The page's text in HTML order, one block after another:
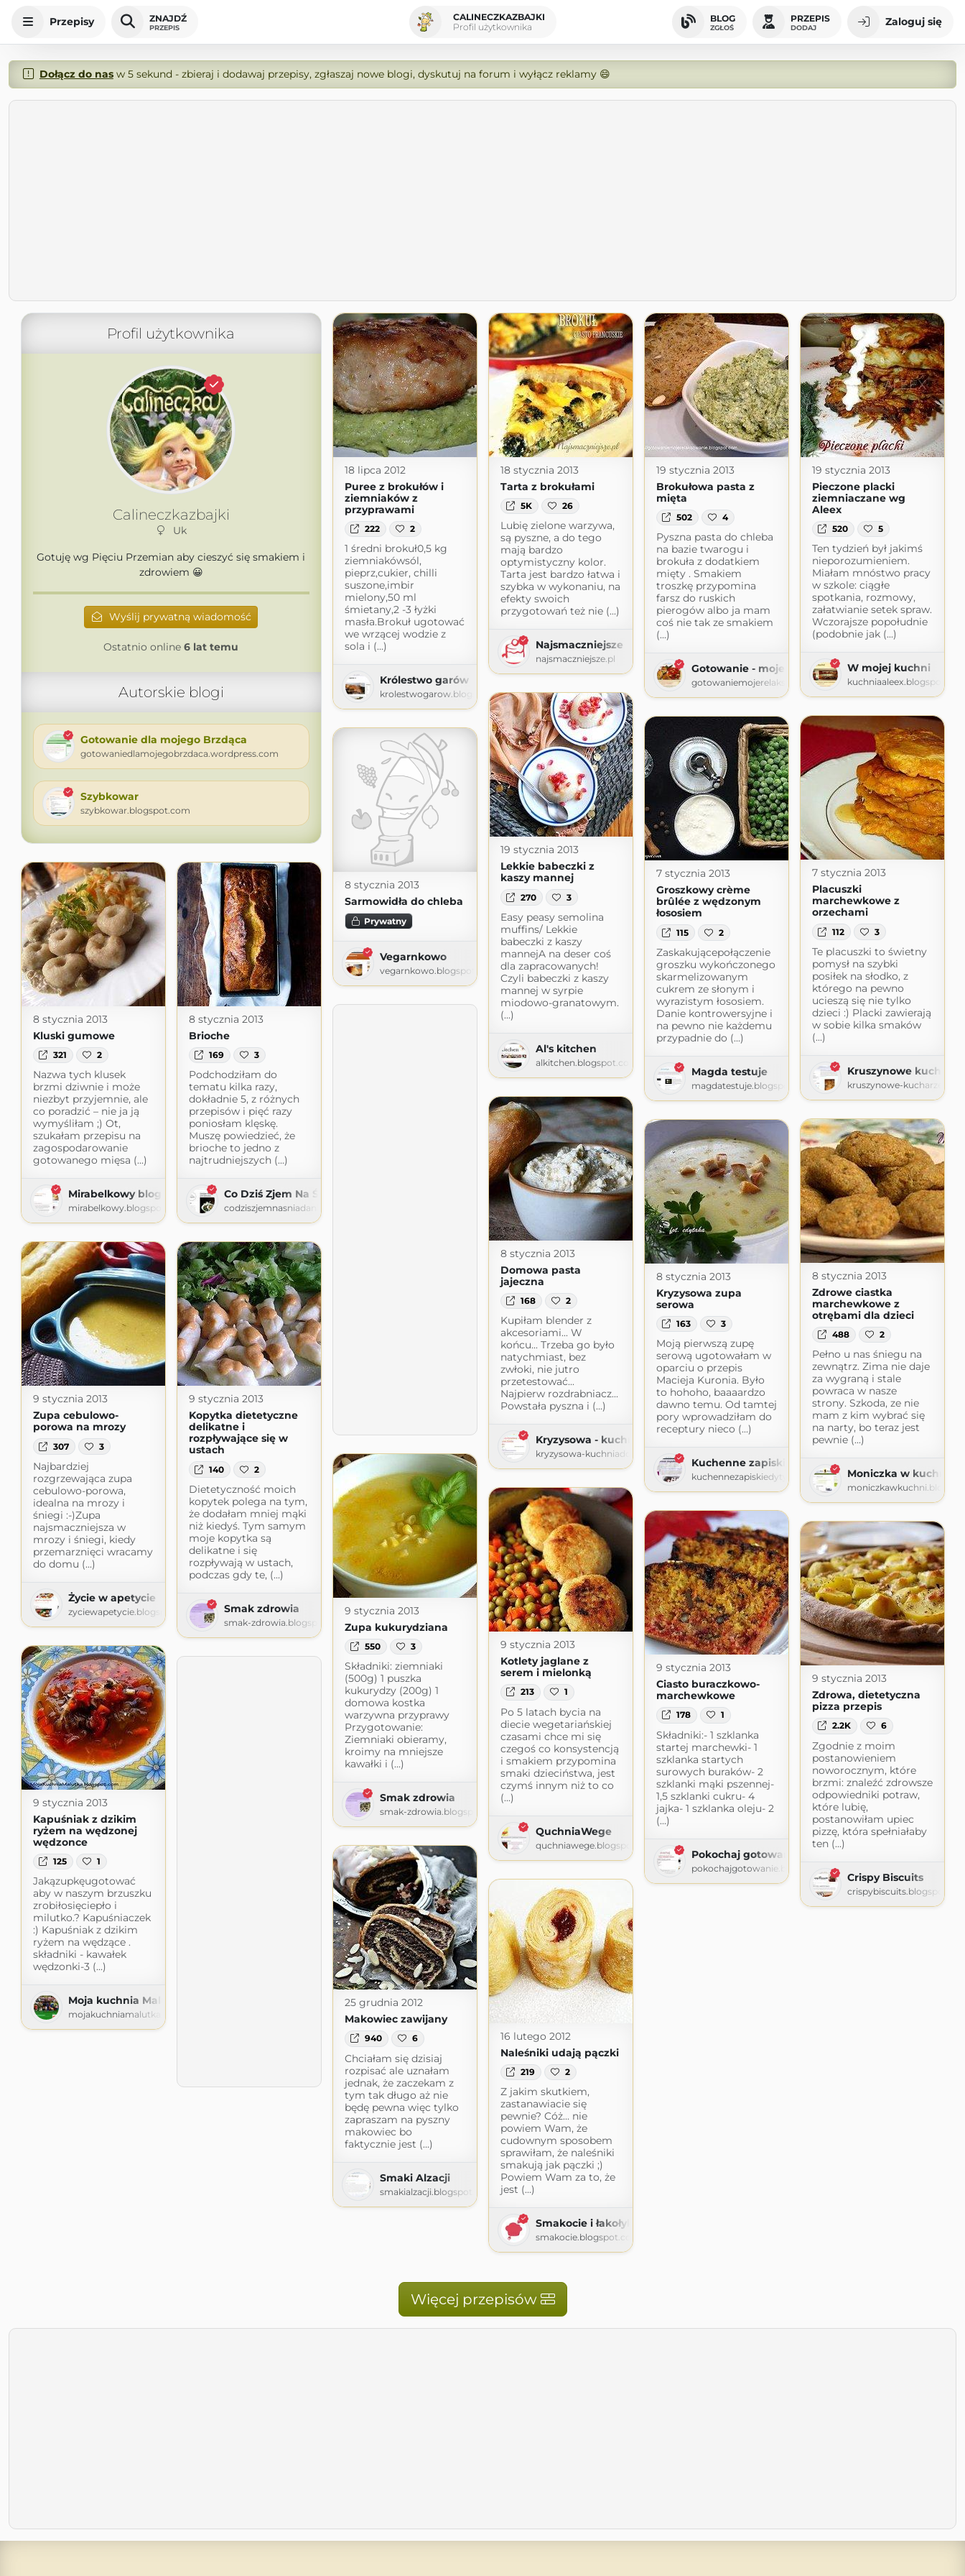
Przepisy ZNAJDŹ
PRZEPIS
CALINECZKAZBAJKI
Profil użytkownika
BLOG
ZGŁOŚ
PRZEPIS
DODAJ Zaloguj się
Dołącz do nasw 5 sekund - zbieraj i dodawaj przepisy, zgłaszaj nowe blogi, dyskutuj na forum i wyłącz reklamy 😄
Profil użytkownika
Calineczkazbajki
Uk
Gotuję wg Pięciu Przemian aby cieszyć się smakiem i
zdrowiem 😀
Wyślij prywatną wiadomość
Ostatnio online 6 lat temu
Autorskie blogi
Gotowanie dla mojego Brzdąca
gotowaniedlamojegobrzdaca.wordpress.com
Szybkowar
szybkowar.blogspot.com
18 lipca 2012
Puree z brokułów i
ziemniaków z
przyprawami
222 2
1 średni brokuł0,5 kg
ziemniakówsól,
pieprz,cukier, chilli
suszone,imbir
mielony,50 ml
śmietany,2 -3 łyżki
masła.Brokuł ugotować
we wrzącej wodzie z
sola i (...)
Królestwo garów
krolestwogarow.blogspot.com
18 stycznia 2013
Tarta z brokułami
5K 26
Lubię zielone warzywa,
są pyszne, a do tego
mają bardzo
optymistyczny kolor.
Tarta jest bardzo łatwa i
szybka w wykonaniu, na
efekty swoich
przygotowań też nie (...)
Najsmaczniejsze
najsmaczniejsze.pl
19 stycznia 2013
Brokułowa pasta z
mięta
502 4
Pyszna pasta do chleba
na bazie twarogu i
brokuła z dodatkiem
mięty . Smakiem
troszkę przypomina
farsz do ruskich
pierogów albo ja mam
coś nie tak ze smakiem
(...)
Gotowanie - moje relaksowanie
gotowaniemojerelaksowanie.blogspot.com
19 stycznia 2013
Pieczone placki
ziemniaczane wg
Aleex
520 5
Ten tydzień był jakimś
nieporozumieniem.
Miałam mnóstwo pracy
w szkole: ciągłe
spotkania, rozmowy,
załatwianie setek spraw.
Wczorajsze popołudnie
(podobnie jak (...)
W mojej kuchni
19 stycznia 2013
Lekkie babeczki z
kaszy mannej
270 3
Easy peasy semolina
muffins/ Lekkie
babeczki z kaszy
mannejA na deser coś
dla zapracowanych!
Czyli babeczki z kaszy
mannej w syrpie
miodowo-granatowym.
(...)
Al's kitchen
alkitchen.blogspot.com
7 stycznia 2013
Placuszki
marchewkowe z
orzechami
112 3
Te placuszki to świetny
pomysł na szybki
posiłek na słodko, z
którego na pewno
ucieszą się nie tylko
dzieci :) Placki zawierają
w sobie kilka smaków
(...)
Kruszynowe
kruszynowe-
7 stycznia 2013
Groszkowy crème
brûlée z wędzonym
łososiem
115 2
Zaskakującepołączenie
groszku wykończonego
skarmelizowanym
cukrem ze słonym i
wyrazistym łososiem.
Danie kontrowersyjne i
na pewno nie każdemu
przypadnie do (...)
Magda testuje
magdatestuje.blogspot.com
8 stycznia 2013
Sarmowidła do chleba
Prywatny
Vegarnkowo
vegarnkowo.blogspot.com
8 stycznia 2013
Kluski gumowe
321 2
Nazwa tych klusek
brzmi dziwnie i może
niezbyt przyjemnie, ale
co poradzić – nie ja ją
wymyśliłam ;) Ot,
szukałam przepisu na
zagospodarowanie
gotowanego mięsa (...)
Mirabelkowy blog
mirabelkowy.blogspot.com
8 stycznia 2013
Brioche
169 3
Podchodziłam do
tematu kilka razy,
dokładnie 5, z różnych
przepisów i pięć razy
poniosłam klęskę.
Muszę powiedzieć, że
brioche to jedno z
najtrudniejszych (...)
Co Dziś Zjem Na Śniadanie
codziszjemnasniadanie.pl
8 stycznia 2013
Domowa pasta
jajeczna
168 2
Kupiłam blender z
akcesoriami... W
końcu... Trzeba go było
natychmiast, bez
zwłoki, nie jutro
przetestować...
Najpierw rozdrabniacz...
Powstała pyszna i (...)
Kryzysowa - kuchnia domowa
kryzysowa-kuchniadomowa.blogspot.com
8 stycznia 2013
Zdrowe ciastka
marchewkowe z
otrębami dla dzieci
488 2
Pełno u nas śniegu na
zewnątrz. Zima nie daje
za wygraną i stale
powraca w nasze
strony. Szkoda, ze nie
mam z kim wybrać się
na narty, bo teraz jest
pewnie (...)
Moniczka w kuchni
8 stycznia 2013
Kryzysowa zupa
serowa
163 3
Moją pierwszą zupę
serową ugotowałam w
oparciu o przepis
Macieja Kuronia. Było
to hohoho, baaaardzo
dawno temu. Od tamtej
pory wprowadziłam do
receptury nieco (...)
Kuchenne zapiski Edyty
kuchennezapiskiedyty.blogspot.com
9 stycznia 2013
Zupa cebulowo-
porowa na mrozy
307 3
Najbardziej
rozgrzewająca zupa
cebulowo-porowa,
idealna na mrozy i
śniegi :-)Zupa
najsmaczniejsza w
mrozy i śniegi, kiedy
przemarznięci wracamy
do domu (...)
Życie w apetycie
zyciewapetycie.blogspot.com
9 stycznia 2013
Kopytka dietetyczne
delikatne i
rozpływające się w
ustach
140 2
Dietetyczność moich
kopytek polega na tym,
że dodałam mniej mąki
niż kiedyś. Tym samym
moje kopytka są
delikatne i się
rozpływają w ustach,
podczas gdy te, (...)
Smak zdrowia
smak-zdrowia.blogspot.com
9 stycznia 2013
Zupa kukurydziana
550 3
Składniki: ziemniaki
(500g) 1 puszka
kukurydzy (200g) 1
domowa kostka
warzywna przyprawy
Przygotowanie:
Ziemniaki obieramy,
kroimy na mniejsze
kawałki i (...)
Smak zdrowia
smak-zdrowia.blogspot.com
9 stycznia 2013
Kotlety jaglane z
serem i mielonką
213 1
Po 5 latach bycia na
diecie wegetariańskiej
czasami chce mi się
czegoś co konsystencją
i smakiem przypomina
smaki dzieciństwa, jest
czymś innym niż to co
(...)
QuchniaWege
quchniawege.blogspot.com
9 stycznia 2013
Ciasto buraczkowo-
marchewkowe
178 1
Składniki:- 1 szklanka
startej marchewki- 1
szklanka startych
surowych buraków- 2
szklanki mąki pszennej-
1,5 szklanki cukru- 4
jajka- 1 szklanka oleju- 2
(...)
Pokochaj gotowanie
pokochajgotowanie.blogspot.com
9 stycznia 2013
Zdrowa, dietetyczna
pizza przepis
2.2K 6
Zgodnie z moim
postanowieniem
noworocznym, które
brzmi: znaleźć zdrowsze
odpowiedniki potraw,
które lubię,
postanowiłam upiec
pizzę, która spełniałaby
ten (...)
Crispy Biscuits
9 stycznia 2013
Kapuśniak z dzikim
ryżem na wędzonej
wędzonce
125 1
Jakązupkęugotować
aby w naszym brzuszku
zrobiłosięciepło i
milutko.? Kapuśniaczek
:) Kapuśniak z dzikim
ryżem na wędzące .
składniki - kawałek
wędzonki-3 (...)
Moja kuchnia Malutka
mojakuchniamalutka.blogspot.com
25 grudnia 2012
Makowiec zawijany
940 6
Chciałam się dzisiaj
rozpisać ale uznałam
jednak, że zaczekam z
tym tak długo aż nie
będę pewna więc tylko
zapraszam na pyszny
makowiec bo
faktycznie jest (...)
Smaki Alzacji
smakialzacji.blogspot.com
16 lutego 2012
Naleśniki udają pączki
219 2
Z jakim skutkiem,
zastanawiacie się
pewnie? Cóż... nie
powiem Wam, że
cudownym sposobem
sprawiłam, że naleśniki
smakują jak pączki ;)
Powiem Wam za to, że
jest (...)
Smakocie i łakołyki
smakocie.blogspot.com
Więcej przepisów